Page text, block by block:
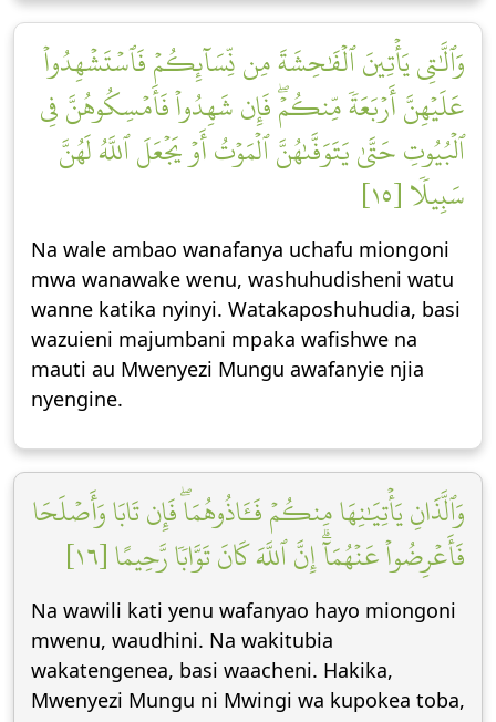
وَٱلَّٰتِي يَأۡتِينَ ٱلۡفَٰحِشَةَ مِن نِّسَآئِكُمۡ فَٱسۡتَشۡهِدُواْ
عَلَيۡهِنَّ أَرۡبَعَةٗ مِّنكُمۡۖ فَإِن شَهِدُواْ فَأَمۡسِكُوهُنَّ فِي
ٱلۡبُيُوتِ حَتَّىٰ يَتَوَفَّىٰهُنَّ ٱلۡمَوۡتُ أَوۡ يَجۡعَلَ ٱللَّهُ لَهُنَّ
سَبِيلٗا [١٥]
Na wale ambao wanafanya uchafu miongoni
mwa wanawake wenu, washuhudisheni watu
wanne katika nyinyi. Watakaposhuhudia, basi
wazuieni majumbani mpaka wafishwe na
mauti au Mwenyezi Mungu awafanyie njia
nyengine.
وَٱلَّذَانِ يَأۡتِيَٰنِهَا مِنكُمۡ فَـَٔاذُوهُمَاۖ فَإِن تَابَا وَأَصۡلَحَا
فَأَعۡرِضُواْ عَنۡهُمَآۗ إِنَّ ٱللَّهَ كَانَ تَوَّابٗا رَّحِيمًا [١٦]
Na wawili kati yenu wafanyao hayo miongoni
mwenu, waudhini. Na wakitubia
wakatengenea, basi waacheni. Hakika,
Mwenyezi Mungu ni Mwingi wa kupokea toba,